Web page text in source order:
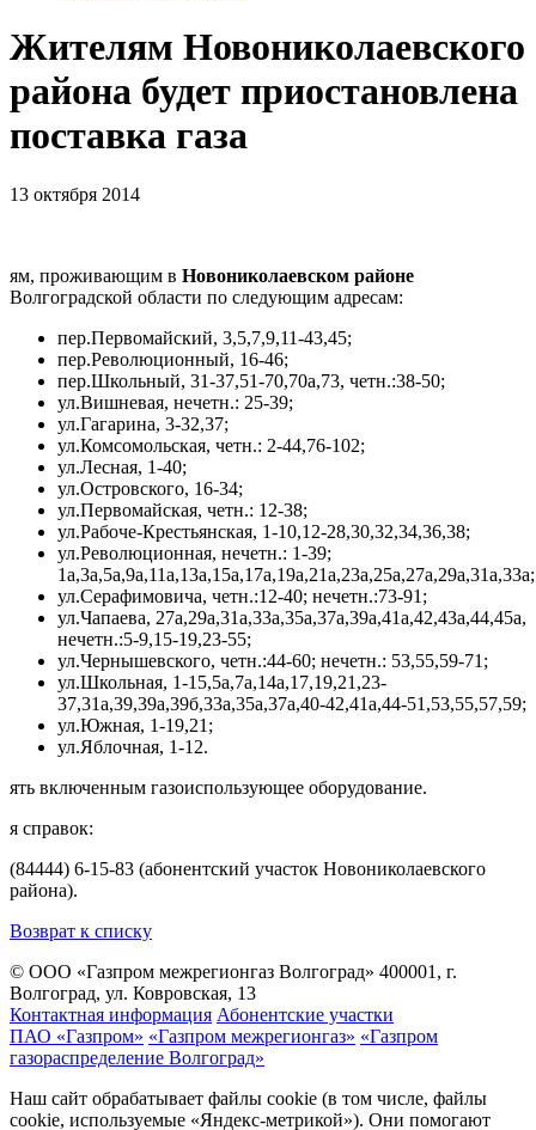
Жителям Новониколаевского
района будет приостановлена
поставка газа
13 октября 2014
ям, проживающим в Новониколаевском районе
Волгоградской области по следующим адресам:
пер.Первомайский, 3,5,7,9,11-43,45;
пер.Революционный, 16-46;
пер.Школьный, 31-37,51-70,70а,73, четн.:38-50;
ул.Вишневая, нечетн.: 25-39;
ул.Гагарина, 3-32,37;
ул.Комсомольская, четн.: 2-44,76-102;
ул.Лесная, 1-40;
ул.Островского, 16-34;
ул.Первомайская, четн.: 12-38;
ул.Рабоче-Крестьянская, 1-10,12-28,30,32,34,36,38;
ул.Революционная, нечетн.: 1-39;
1а,3а,5а,9а,11а,13а,15а,17а,19а,21а,23а,25а,27а,29а,31а,33а;
ул.Серафимовича, четн.:12-40; нечетн.:73-91;
ул.Чапаева, 27а,29а,31а,33а,35а,37а,39а,41а,42,43а,44,45а,
нечетн.:5-9,15-19,23-55;
ул.Чернышевского, четн.:44-60; нечетн.: 53,55,59-71;
ул.Школьная, 1-15,5а,7а,14а,17,19,21,23-
37,31а,39,39а,39б,33а,35а,37а,40-42,41а,44-51,53,55,57,59;
ул.Южная, 1-19,21;
ул.Яблочная, 1-12.
ять включенным газоиспользующее оборудование.
я справок:
(84444) 6-15-83 (абонентский участок Новониколаевского
района).
Возврат к списку
© ООО «Газпром межрегионгаз Волгоград» 400001, г.
Волгоград, ул. Ковровская, 13
Контактная информация Абонентские участки
ПАО «Газпром» «Газпром межрегионгаз» «Газпром
газораспределение Волгоград»
Наш сайт обрабатывает файлы cookie (в том числе, файлы
cookie, используемые «Яндекс-метрикой»). Они помогают